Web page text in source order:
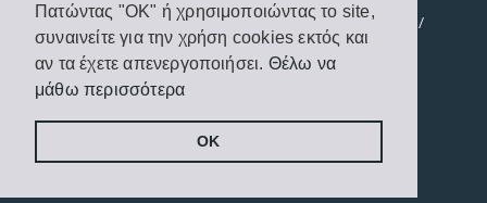
Πατώντας "OK" ή χρησιμοποιώντας το site,
συναινείτε για την χρήση cookies εκτός και
αν τα έχετε απενεργοποιήσει. Θέλω να
μάθω περισσότερα
OK
© 2026 Εκδόσεις Fagottobooks. All rights reserved. /
Όροι χρήσης
/ Πολιτική προστασίας
Handcrafted by